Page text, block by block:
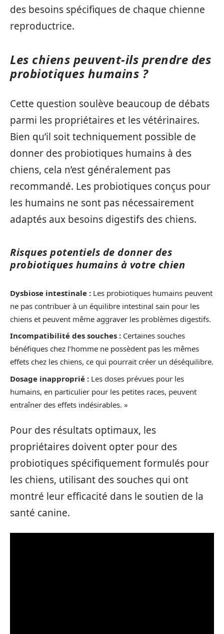
des besoins spécifiques de chaque chienne
reproductrice.
Les chiens peuvent-ils prendre des
probiotiques humains ?
Cette question soulève beaucoup de débats
parmi les propriétaires et les vétérinaires.
Bien qu’il soit techniquement possible de
donner des probiotiques humains à des
chiens, cela n’est généralement pas
recommandé. Les probiotiques conçus pour
les humains ne sont pas nécessairement
adaptés aux besoins digestifs des chiens.
Risques potentiels de donner des
probiotiques humains à votre chien
Dysbiose intestinale : Les probiotiques humains peuvent
ne pas contribuer à un équilibre intestinal sain pour les
chiens et peuvent même aggraver les problèmes digestifs.
Incompatibilité des souches : Certaines souches
bénéfiques chez l’homme ne possèdent pas les mêmes
effets chez les chiens, ce qui pourrait créer un déséquilibre.
Dosage inapproprié : Les doses prévues pour les
humains, en particulier pour les petites races, peuvent
entraîner des effets indésirables. »
Pour des résultats optimaux, les
propriétaires doivent opter pour des
probiotiques spécifiquement formulés pour
les chiens, utilisant des souches qui ont
montré leur efficacité dans le soutien de la
santé canine.